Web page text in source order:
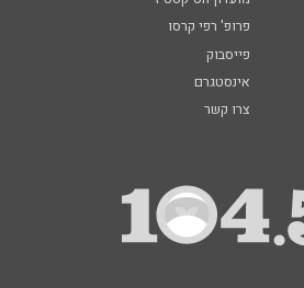
פרופ' רפי קרסו
פייסבוק
אינסטגרם
צרו קשר